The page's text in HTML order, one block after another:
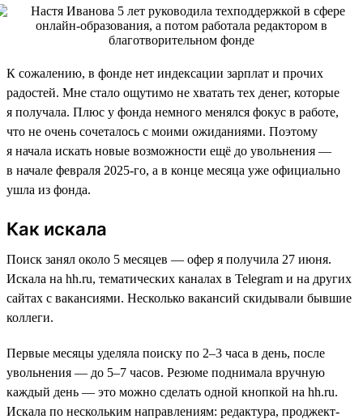
К сожалению, в фонде нет индексации зарплат и прочих
радостей. Мне стало ощутимо не хватать тех денег, которые
я получала. Плюс у фонда немного менялся фокус в работе,
что не очень сочеталось с моими ожиданиями. Поэтому
я начала искать новые возможности ещё до увольнения —
в начале февраля 2025-го, а в конце месяца уже официально
ушла из фонда.
Как искала
Поиск занял около 5 месяцев — офер я получила 27 июня.
Искала на hh.ru, тематических каналах в Telegram и на других
сайтах с вакансиями. Несколько вакансий скидывали бывшие
коллеги.
Первые месяцы уделяла поиску по 2–3 часа в день, после
увольнения — до 5–7 часов. Резюме поднимала вручную
каждый день — это можно сделать одной кнопкой на hh.ru.
Искала по нескольким направлениям: редактура, проджект-